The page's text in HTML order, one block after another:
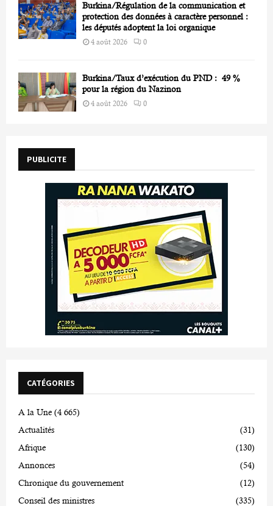
Burkina/Régulation de la communication et
protection des données à caractère personnel :
les députés adoptent la loi organique
4 août 2026 0
Burkina/Taux d’exécution du PND : 49 %
pour la région du Nazinon
4 août 2026 0
PUBLICITE
CATÉGORIES
A la Une (4 665)
Actualités
(31)
Afrique
(130)
Annonces
(54)
Chronique du gouvernement
(12)
Conseil des ministres
(335)